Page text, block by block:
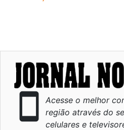
smartphone
Acesse o melhor
região através do
celulares e